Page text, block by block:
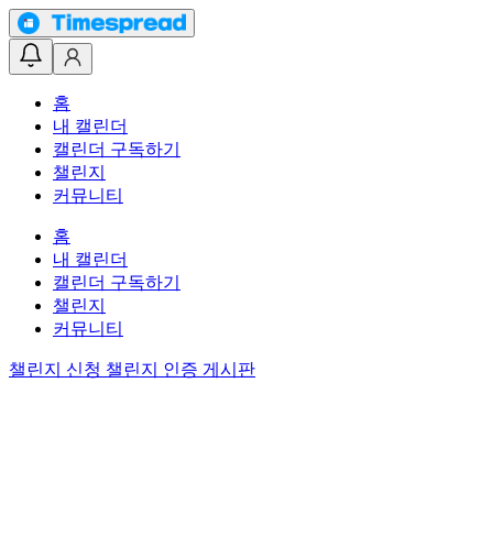
홈
내 캘린더
캘린더 구독하기
챌린지
커뮤니티
홈
내 캘린더
캘린더 구독하기
챌린지
커뮤니티
챌린지 신청 챌린지 인증 게시판